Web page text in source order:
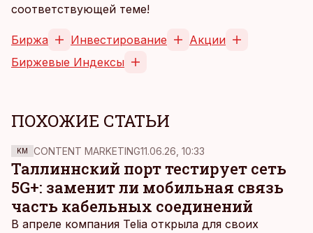
соответствующей теме!
Биржа Инвестирование
Акции
Биржевые Индексы
ПОХОЖИЕ СТАТЬИ
KM CONTENT MARKETING11.06.26, 10:33
Таллиннский порт тестирует сеть
5G+: заменит ли мобильная связь
часть кабельных соединений
В апреле компания Telia открыла для своих